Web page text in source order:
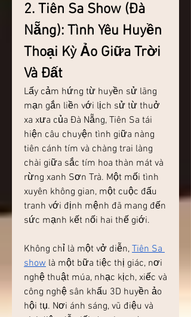
2. Tiên Sa Show (Đà
Nẵng): Tình Yêu Huyền
Thoại Kỳ Ảo Giữa Trời
Và Đất
Lấy cảm hứng từ huyền sử lãng
mạn gắn liền với lịch sử từ thuở
xa xưa của Đà Nẵng, Tiên Sa tái
hiện câu chuyện tình giữa nàng
tiên cánh tím và chàng trai làng
chài giữa sắc tím hoa thàn mát và
rừng xanh Sơn Trà. Một mối tình
xuyên không gian, một cuộc đấu
tranh với định mệnh đã mang đến
sức mạnh kết nối hai thế giới.
Không chỉ là một vở diễn, Tiên Sa
show là một bữa tiệc thị giác, nơi
nghệ thuật múa, nhạc kịch, xiếc và
công nghệ sân khấu 3D huyền ảo
hội tụ. Nơi ánh sáng, vũ điệu và